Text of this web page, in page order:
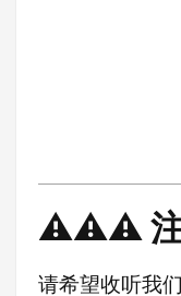
⚠️⚠️⚠️
请希望收听我